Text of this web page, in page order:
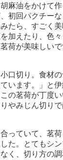
麻油をかけて
初回パクチー
たら、すごく
加えたり、色
荷が美味しい
口切り。食材
います。」と
の茗荷が丁度
やみじん切り
っていて、茗
た。とてもシ
く、切り方の